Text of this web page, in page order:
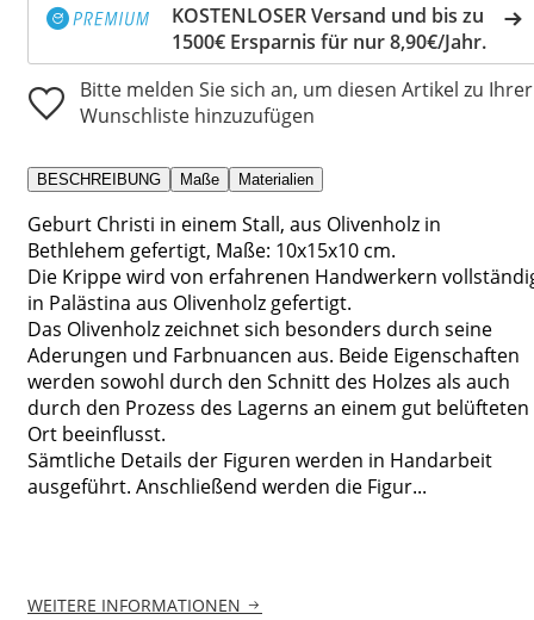
KOSTENLOSER Versand und bis zu
1500€ Ersparnis für nur 8,90€/Jahr.
Bitte melden Sie sich an, um diesen Artikel zu Ihrer
Wunschliste hinzuzufügen
BESCHREIBUNG Maße Materialien
Geburt Christi in einem Stall, aus Olivenholz in
Bethlehem gefertigt, Maße: 10x15x10 cm.
Die Krippe wird von erfahrenen Handwerkern
in Palästina aus Olivenholz gefertigt.
Das Olivenholz zeichnet sich besonders durch seine
Aderungen und Farbnuancen aus. Beide Eigenschaften
werden sowohl durch den Schnitt des Holzes als auch
durch den Prozess des Lagerns an einem gut belüfteten
Ort beeinflusst.
Sämtliche Details der Figuren werden in Handarbeit
ausgeführt. Anschließend werden die Figur...
WEITERE INFORMATIONEN